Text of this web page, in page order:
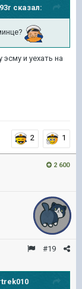
сказал:
и уехать на
2 1
2 600
#19